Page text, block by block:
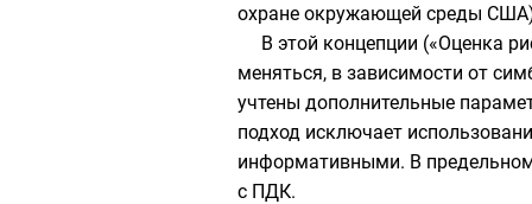
охране окружающей среды США)
В этой концепции («Оценка
меняться, в зависимости от
учтены дополнительные
подход исключает
информативными. В
с ПДК.